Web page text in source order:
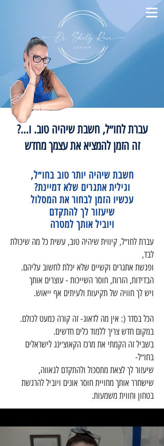
עברת לחו״ל, חשבת שיהיה טוב. ו…?
זה הזמן להמציא את עצמך מחדש
חשבת שיהיה יותר טוב בחו״ל,
וגילית אתגרים שלא דמיינת?
עכשיו הזמן לבחור את המסלול
שיעזור לך להתקדם
ויוביל אותך למטרה
עברת לחו״ל, קיווית שיהיה טוב, עשית כל מה שיכולת
לבד,
ופגשת אתגרים וקשיים שלא יכלת לחשוב עליהם.
הבדידות, הזרות, חוסר השייכות - עוצרים אותך
ויש לך חוויה של תקיעות ולעיתים אף ייאוש.
הכל בסדר (: אין מה לדאוג- זה קורה כמעט לכולם.
במקום חדש צריך ללמוד כלים חדשים.
בשביל זה הקמתי את מרכז הקאוצ׳ינג לישראלים
בחו״ל-
שיעזור לך לצאת מתסכול ולהתקדם לגאווה,
שישחרר אותך מחויית חוסר אונים ויוביל להרגשת
בטחון וחווית משמעות.